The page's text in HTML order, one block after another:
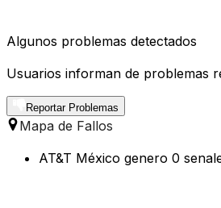
Algunos problemas detectados
Usuarios informan de problemas
Reportar Problemas
Mapa de Fallos
AT&T México genero 0